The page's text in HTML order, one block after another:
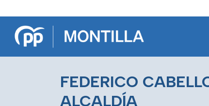
al
contenido
FEDERICO
ALCALDÍA